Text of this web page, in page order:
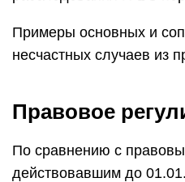
Примеры основных и
несчастных случаев из
Правовое
По сравнению с
действовавшим до